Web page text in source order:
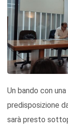
Un bando con
predisposizione
sarà presto